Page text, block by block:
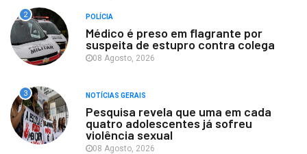
2 POLÍCIA
Médico é preso em flagrante por
suspeita de estupro contra colega
08 Agosto, 2026
3 NOTÍCIAS GERAIS
Pesquisa revela que uma em cada
quatro adolescentes já sofreu
violência sexual
08 Agosto, 2026